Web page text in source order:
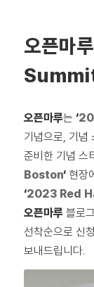
오픈마
Summit
오픈마루는 ‘
기념으로, 기념
준비한 기념 스
Boston‘ 현장
‘2023 Red
오픈마루 블로
선착순으로 신
보내드립니다.